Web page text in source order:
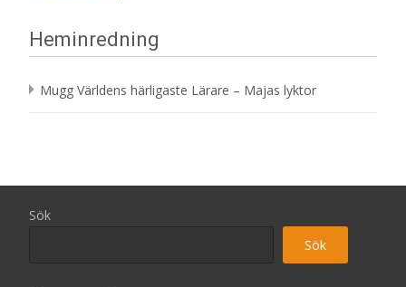
Heminredning
Mugg Världens härligaste Lärare – Majas lyktor
Sök
Sök